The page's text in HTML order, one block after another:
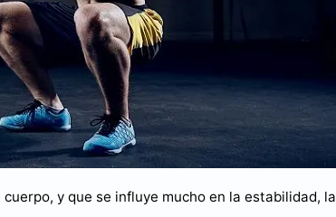
y que se influye mucho en la estabilidad, la